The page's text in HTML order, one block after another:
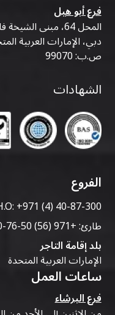
فرع أبو هيل
المحل 64، مبنى
دبي، الإمارات العربية
ص.ب: 99070
الشهادات
الفروع
+971 (4) 40-87-300
طارئ:+971 (56) 50-76-010
بلد إقامة التاجر
الإمارات العربية المتحدة
ساعات العمل
فرع البرشاء